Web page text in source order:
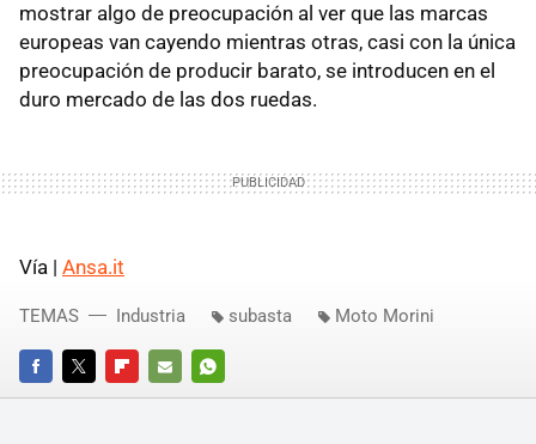
mostrar algo de preocupación al ver que las marcas
europeas van cayendo mientras otras, casi con la única
preocupación de producir barato, se introducen en el
duro mercado de las dos ruedas.
Vía | Ansa.it
FACEBOOKTWITTERFLIPBOARD
E-
WHATSAPP
TEMAS Industria subasta Moto Morini